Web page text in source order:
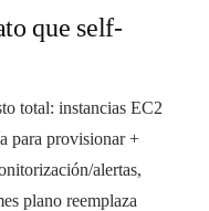
que self-
total: instancias EC2
para provisionar +
alertas,
plano reemplaza